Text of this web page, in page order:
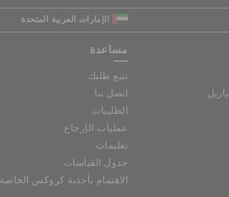
الإمارات العربية المتحدة
مساعدة
تتبع طلبك
اتصل بنا
الطلبيات
عمليات الإرجاع
تعليمات
جدول القياسات
الاهتمام بأحذية كروكس